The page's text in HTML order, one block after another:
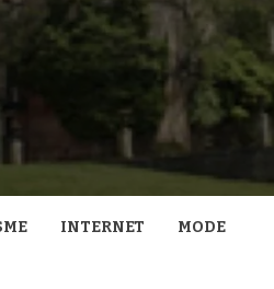
INTERNET MODE